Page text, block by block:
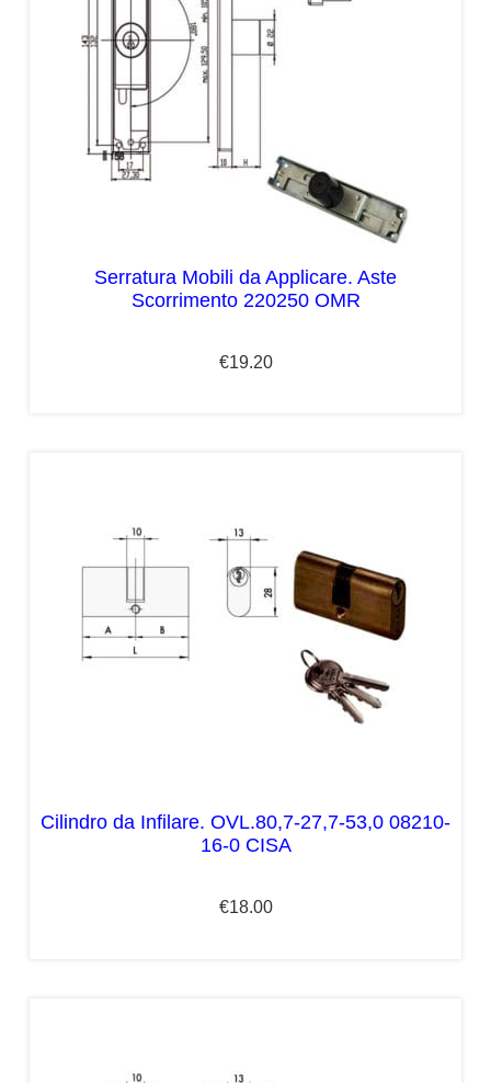
Serratura Mobili da Applicare. Aste
Scorrimento 220250 OMR
€19.20
Cilindro da Infilare. OVL.80,7-27,7-53,0 08210-
16-0 CISA
€18.00